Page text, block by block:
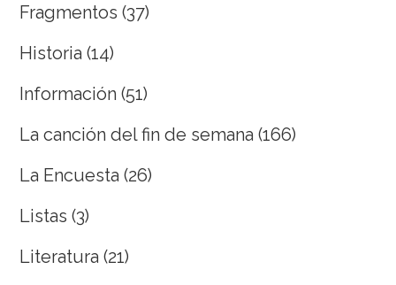
Fragmentos (37)
Historia (14)
Información (51)
La canción del fin de semana (166)
La Encuesta (26)
Listas (3)
Literatura (21)